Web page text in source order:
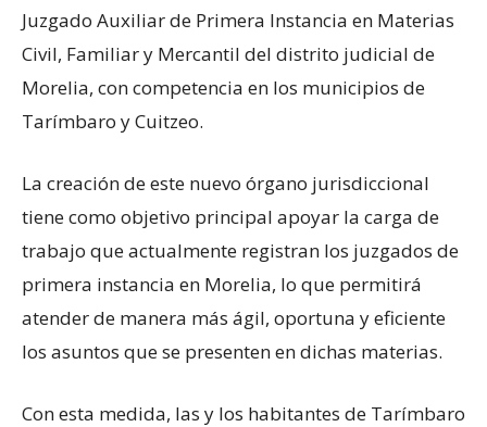
Juzgado Auxiliar de Primera Instancia en Materias
Civil, Familiar y Mercantil del distrito judicial de
Morelia, con competencia en los municipios de
Tarímbaro y Cuitzeo.
La creación de este nuevo órgano jurisdiccional
tiene como objetivo principal apoyar la carga de
trabajo que actualmente registran los juzgados de
primera instancia en Morelia, lo que permitirá
atender de manera más ágil, oportuna y eficiente
los asuntos que se presenten en dichas materias.
Con esta medida, las y los habitantes de Tarímbaro